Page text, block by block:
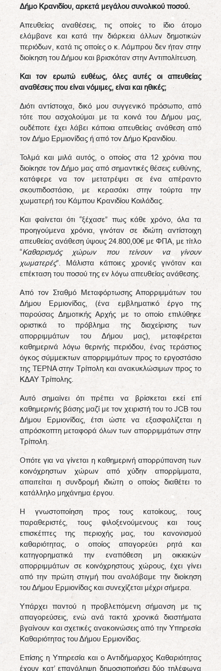
Δήμο Κρανιδίου, αρκετά μεγάλου συνολικού ποσού.
Απευθείας αναθέσεις, τις οποίες το ίδιο άτομο
ελάμβανε και κατά την διάρκεια άλλων δημοτικών
περιόδων, κατά τις οποίες ο κ. Λάμπρου δεν ήταν στην
διοίκηση του Δήμου και βρισκόταν στην Αντιπολίτευση.
Και τον ερωτώ ευθέως, όλες αυτές οι απευθείας
αναθέσεις που είναι νόμιμες, είναι και ηθικές;
Διότι αντίστοιχα, δικό μου συγγενικό πρόσωπο, από
τότε που ασχολούμαι με τα κοινά του Δήμου μας,
ουδέποτε έχει λάβει κάποια απευθείας ανάθεση από
τον Δήμο Ερμιονίδας ή από τον Δήμο Κρανιδίου.
Τολμά και μιλά αυτός, ο οποίος στα 12 χρόνια που
διοίκησε τον Δήμο μας από σημαντικές θέσεις ευθύνης,
κατάφερε να τον μετατρέψει σε ένα απέραντο
σκουπιδοστάσιο, με κερασάκι στην τούρτα την
χωματερή του Κάμπου Κρανιδίου Κοιλάδας.
Και φαίνεται ότι “ξέχασε” πως κάθε χρόνο, όλα τα
προηγούμενα χρόνια, γινόταν σε ιδιώτη αντίστοιχη
απευθείας ανάθεση ύψους 24.800,00€ με ΦΠΑ, με τίτλο
“Καθαρισμός χώρων που τείνουν να γίνουν
χωματερές”. Μάλιστα κάποιες χρονιές γινόταν και
επέκταση του ποσού της εν λόγω απευθείας ανάθεσης.
Από τον Σταθμό Μεταφόρτωσης Απορριμμάτων του
Δήμου Ερμιονίδας, (ένα εμβληματικό έργο της
παρούσας Δημοτικής Αρχής με το οποίο επιλύθηκε
οριστικά το πρόβλημα της διαχείρισης των
απορριμμάτων του Δήμου μας), μεταφέρεται
καθημερινά λόγω θερινής περιόδου, ένας τεράστιος
όγκος σύμμεικτων απορριμμάτων προς το εργοστάσιο
της ΤΕΡΝΑ στην Τρίπολη και ανακυκλώσιμων προς το
ΚΔΑΥ Τρίπολης.
Αυτό σημαίνει ότι πρέπει να βρίσκεται εκεί επί
καθημερινής βάσης μαζί με τον χειριστή του το JCB του
Δήμου Ερμιονίδας, έτσι ώστε να εξασφαλίζεται η
απρόσκοπτη μεταφορά όλων των απορριμμάτων στην
Τρίπολη.
Οπότε για να γίνεται η καθημερινή απορρύπανση των
κοινόχρηστων χώρων από χύδην απορρίμματα,
απαιτείται η συνδρομή ιδιώτη ο οποίος διαθέτει το
κατάλληλο μηχάνημα έργου.
Η γνωστοποίηση προς τους κατοίκους, τους
παραθεριστές, τους φιλοξενούμενους και τους
επισκέπτες της περιοχής μας, του κανονισμού
καθαριότητας, ο οποίος απαγορεύει ρητά και
κατηγορηματικά την εναπόθεση μη οικιακών
απορριμμάτων σε κοινόχρηστους χώρους, έχει γίνει
από την πρώτη στιγμή που αναλάβαμε την διοίκηση
του Δήμου Ερμιονίδας και συνεχίζεται μέχρι σήμερα.
Υπάρχει παντού η προβλεπόμενη σήμανση με τις
απαγορεύσεις, ενώ ανά τακτά χρονικά διαστήματα
βγαίνουν και σχετικές ανακοινώσεις από την Υπηρεσία
Καθαριότητας του Δήμου Ερμιονίδας.
Επίσης η Υπηρεσία και ο Αντιδήμαρχος Καθαριότητας
έχουν κατ’ επανάληψη δημοσιοποιήσει δύο τηλέφωνα